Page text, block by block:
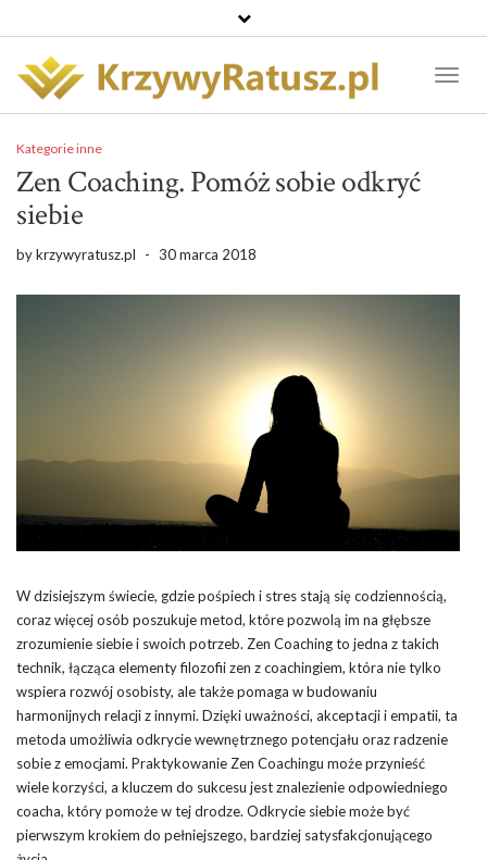
Kategorie inne
Zen Coaching. Pomóż sobie odkryć
siebie
bykrzywyratusz.pl - 30 marca 2018
W dzisiejszym świecie, gdzie pośpiech i stres stają się codziennością,
coraz więcej osób poszukuje metod, które pozwolą im na głębsze
zrozumienie siebie i swoich potrzeb. Zen Coaching to jedna z takich
technik, łącząca elementy filozofii zen z coachingiem, która nie tylko
wspiera rozwój osobisty, ale także pomaga w budowaniu
harmonijnych relacji z innymi. Dzięki uważności, akceptacji i empatii, ta
metoda umożliwia odkrycie wewnętrznego potencjału oraz radzenie
sobie z emocjami. Praktykowanie Zen Coachingu może przynieść
wiele korzyści, a kluczem do sukcesu jest znalezienie odpowiedniego
coacha, który pomoże w tej drodze. Odkrycie siebie może być
pierwszym krokiem do pełniejszego, bardziej satysfakcjonującego